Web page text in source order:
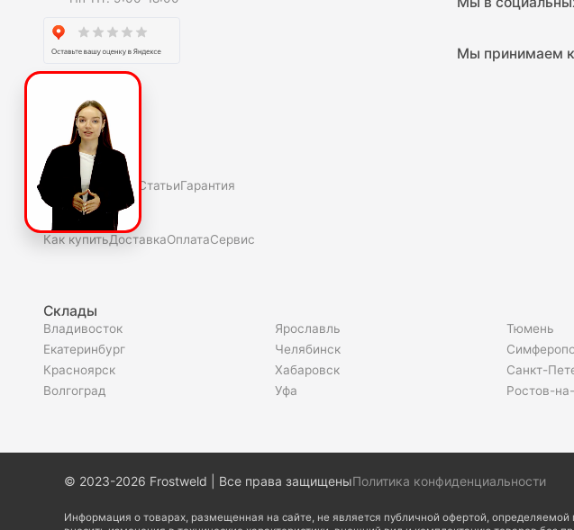
О компаниии
О нас
Полезное
Скидки и акции СтатьиГарантия
Покупателю
Как купитьДоставкаОплатаСервис
Мы принимаем к
Склады
Владивосток
Екатеринбург
Красноярск
Волгоград
Ярославль
Челябинск
Хабаровск
Уфа
Тюмень
Санкт-
Ростов-
© 2023-2026 Frostweld | Все права защищеныПолитика конфиденциальности
Информация о товарах, размещенная на сайте, не является публичной офертой,